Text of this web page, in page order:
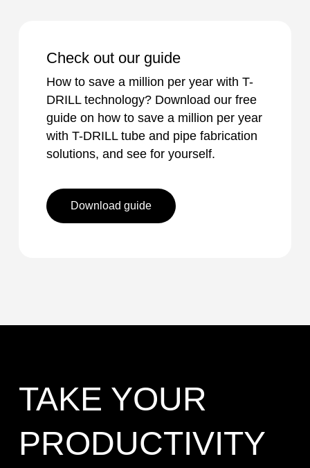
Check out our guide
How to save a million per year with T-
DRILL technology? Download our free
guide on how to save a million per year
with T-DRILL tube and pipe fabrication
solutions, and see for yourself.
Download guide
TAKE YOUR
PRODUCTIVITY